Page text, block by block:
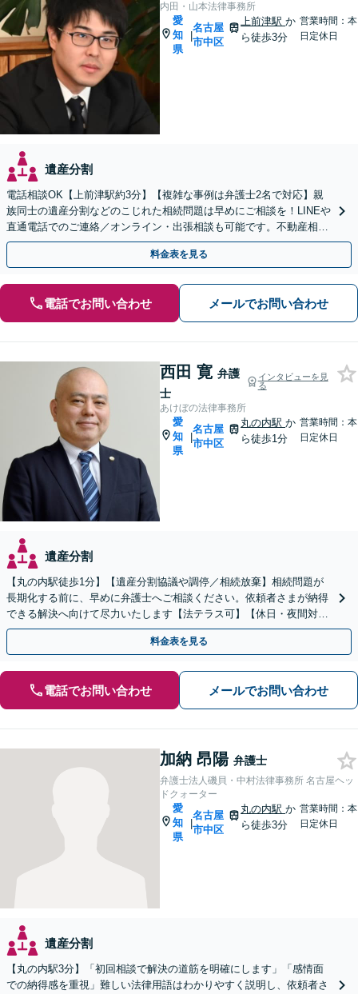
内田・山本法律事務所
愛
知
県
|
名古屋
市中区
上前津駅か
ら徒歩3分
営業時間：本
日定休日
遺産分割
電話相談OK【上前津駅約3分】【複雑な事例は弁護士2名で対応】親
族同士の遺産分割などのこじれた相続問題は早めにご相談を！LINEや
直通電話でのご連絡／オンライン・出張相談も可能です。不動産相続
／相続放棄／寄与分／遺言書作成【初回相談無料】
料金表を見る
電話でお問い合わせ メールでお問い合わせ
西田 寛 弁護
士
インタビューを見
る
あけぼの法律事務所
愛
知
県
|
名古屋
市中区
丸の内駅か
ら徒歩1分
営業時間：本
日定休日
遺産分割
【丸の内駅徒歩1分】【遺産分割協議や調停／相続放棄】相続問題が
長期化する前に、早めに弁護士へご相談ください。依頼者さまが納得
できる解決へ向けて尽力いたします【法テラス可】【休日・夜間対
応】【初回相談30分無料】遺言書作成もお任せください。
料金表を見る
電話でお問い合わせ メールでお問い合わせ
加納 昂陽 弁護士
弁護士法人磯貝・中村法律事務所 名古屋ヘッ
ドクォーター
愛
知
県
|
名古屋
市中区
丸の内駅か
ら徒歩3分
営業時間：本
日定休日
遺産分割
【丸の内駅3分】「初回相談で解決の道筋を明確にします」「感情面
での納得感を重視」難しい法律用語はわかりやすく説明し、依頼者さ